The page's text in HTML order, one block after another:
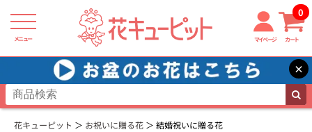
メニュー マイページ カート
0
×
花キューピット お祝いに贈る花 結婚祝いに贈る花